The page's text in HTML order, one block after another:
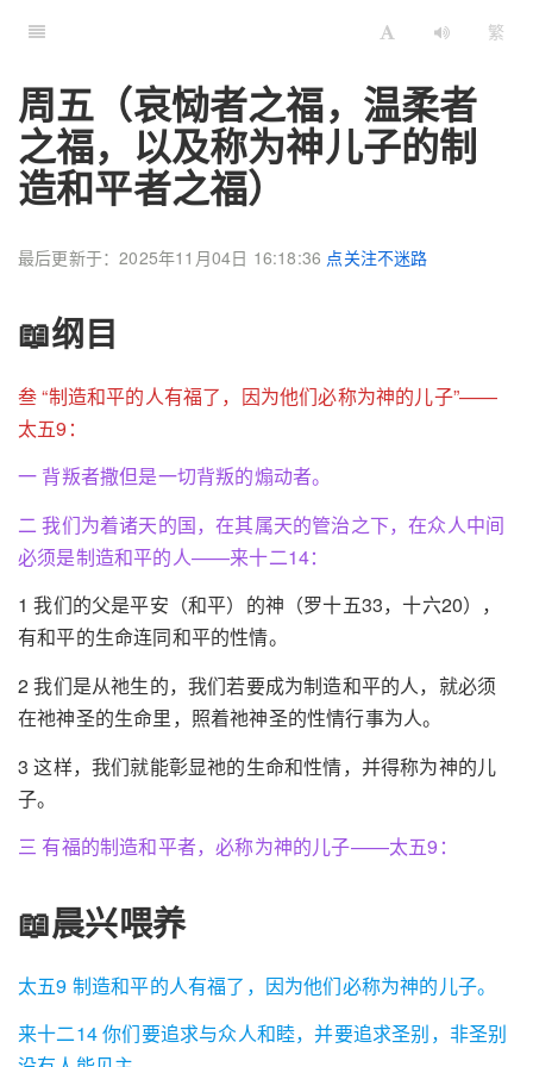
繁
周五（哀恸者之福，温柔者
之福，以及称为神儿子的制
造和平者之福）
最后更新于：2025年11月04日 16:18:36 点关注不迷路
📖纲目
叁 “制造和平的人有福了，因为他们必称为神的儿子”——
太五9：
一 背叛者撒但是一切背叛的煽动者。
二 我们为着诸天的国，在其属天的管治之下，在众人中间
必须是制造和平的人——来十二14：
1 我们的父是平安（和平）的神（罗十五33，十六20），
有和平的生命连同和平的性情。
2 我们是从祂生的，我们若要成为制造和平的人，就必须
在祂神圣的生命里，照着祂神圣的性情行事为人。
3 这样，我们就能彰显祂的生命和性情，并得称为神的儿
子。
三 有福的制造和平者，必称为神的儿子——太五9：
📖晨兴喂养
太五9 制造和平的人有福了，因为他们必称为神的儿子。
来十二14 你们要追求与众人和睦，并要追求圣别，非圣别